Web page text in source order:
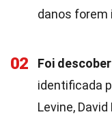
danos forem
02 Foi
identificada
Levine,